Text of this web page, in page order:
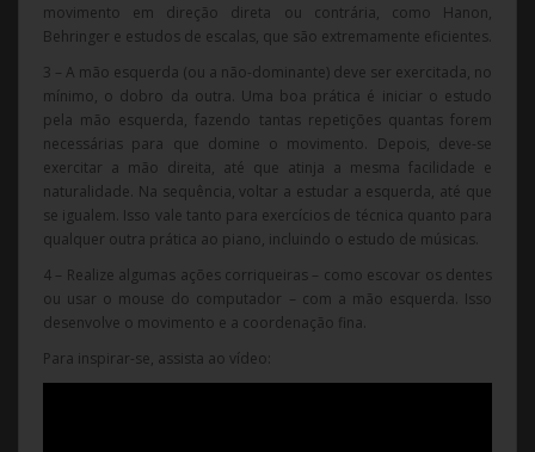
movimento em direção direta ou contrária, como Hanon,
Behringer e estudos de escalas, que são extremamente eficientes.
3 – A mão esquerda (ou a não-dominante) deve ser exercitada, no
mínimo, o dobro da outra. Uma boa prática é iniciar o estudo
pela mão esquerda, fazendo tantas repetições quantas forem
necessárias para que domine o movimento. Depois, deve-se
exercitar a mão direita, até que atinja a mesma facilidade e
naturalidade. Na sequência, voltar a estudar a esquerda, até que
se igualem. Isso vale tanto para exercícios de técnica quanto para
qualquer outra prática ao piano, incluindo o estudo de músicas.
4 – Realize algumas ações corriqueiras – como escovar os dentes
ou usar o mouse do computador – com a mão esquerda. Isso
desenvolve o movimento e a coordenação fina.
Para inspirar-se, assista ao vídeo: